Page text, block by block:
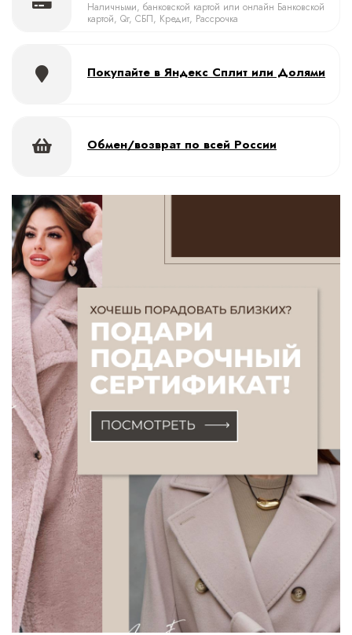
Наличными, банковской картой или онлайн Банковской
картой, Qr, СБП, Кредит, Рассрочка
Покупайте в Яндекс Сплит или Долями
Обмен/возврат по всей России